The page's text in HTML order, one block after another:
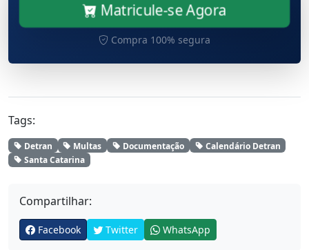
Matricule-se Agora
Compra 100% segura
Tags:
Detran Multas Documentação
Calendário Detran
Santa Catarina
Compartilhar:
Facebook Twitter WhatsApp